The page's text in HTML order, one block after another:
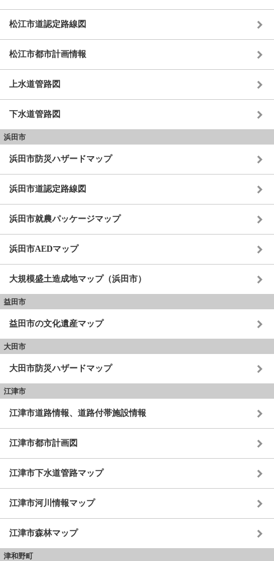
松江市道認定路線図
松江市都市計画情報
上水道管路図
下水道管路図
浜田市
浜田市防災ハザードマップ
浜田市道認定路線図
浜田市就農パッケージマップ
浜田市AEDマップ
大規模盛土造成地マップ（浜田市）
益田市
益田市の文化遺産マップ
大田市
大田市防災ハザードマップ
江津市
江津市道路情報、道路付帯施設情報
江津市都市計画図
江津市下水道管路マップ
江津市河川情報マップ
江津市森林マップ
津和野町